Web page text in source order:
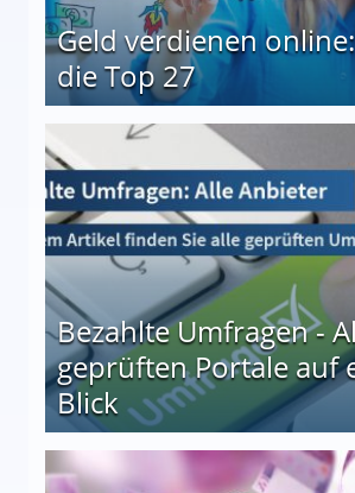
Geld verdienen
die Top 27
Bezahlte Umfragen -
geprüften Portale auf
Blick
auf einen Blick